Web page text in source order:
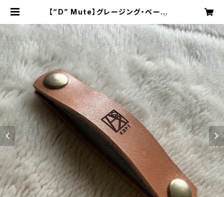
【“D” Mute】グレージング・ベージュ
ouboupath